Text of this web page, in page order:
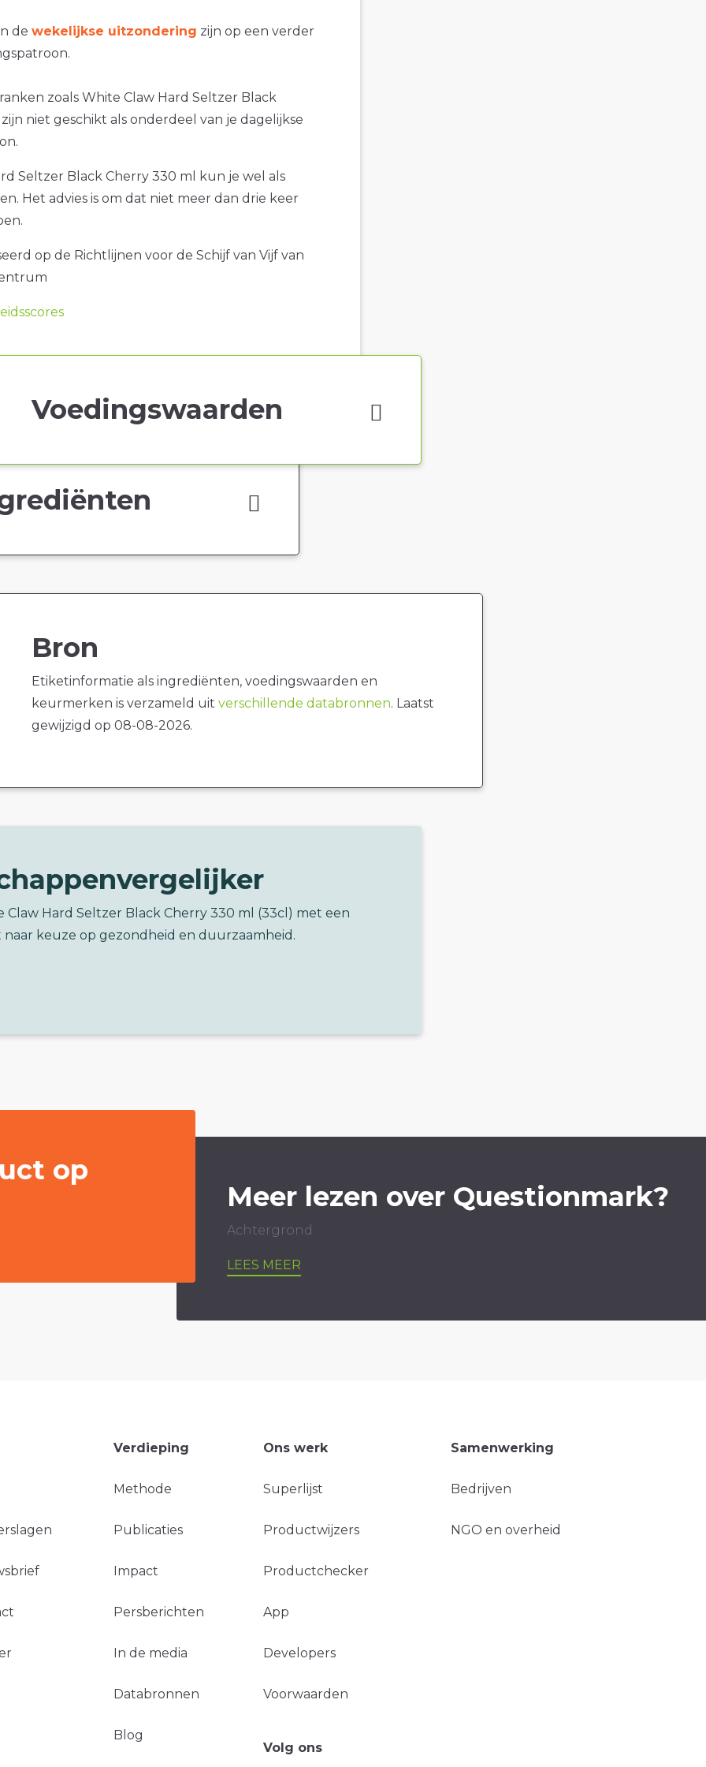
de wekelijkse uitzondering zijn op een verder
zoals White Claw Hard Seltzer Black
niet geschikt als onderdeel van je dagelijkse
Seltzer Black Cherry 330 ml kun je wel als
Het advies is om dat niet meer dan drie keer
op de Richtlijnen voor de Schijf van Vijf van
Voedingswaarden
Bron
Etiketinformatie als ingrediënten, voedingswaarden en
keurmerken is verzameld uit verschillende databronnen. Laatst
gewijzigd op 08-08-2026.
Claw Hard Seltzer Black Cherry 330 ml (33cl) met een
keuze op gezondheid en duurzaamheid.
op
Meer lezen over Questionmark?
Achtergrond
LEES MEER
Verdieping
Methode
Publicaties
Impact
Persberichten
In de media
Databronnen
Blog
Ons werk
Superlijst
Productwijzers
Productchecker
App
Developers
Voorwaarden
Samenwerking
Bedrijven
NGO en overheid
Volg ons